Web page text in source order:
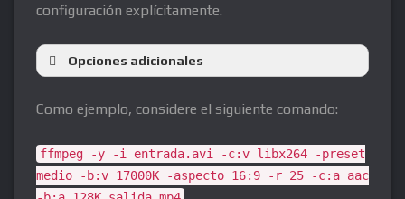
configuración explícitamente.
Opciones adicionales
-y
Como ejemplo, considere el siguiente comando:
ffmpeg -y -i entrada.avi -c:v libx264 -preset
medio -b:v 17000K -aspecto 16:9 -r 25 -c:a aac